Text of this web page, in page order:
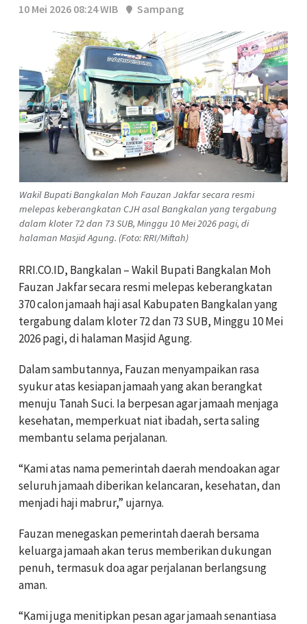
10 Mei 2026 08:24 WIB
Sampang
Wakil Bupati Bangkalan Moh Fauzan Jakfar secara resmi
melepas keberangkatan CJH asal Bangkalan yang tergabung
dalam kloter 72 dan 73 SUB, Minggu 10 Mei 2026 pagi, di
halaman Masjid Agung. (Foto: RRI/Miftah)
RRI.CO.ID, Bangkalan – Wakil Bupati Bangkalan Moh
Fauzan Jakfar secara resmi melepas keberangkatan
370 calon jamaah haji asal Kabupaten Bangkalan yang
tergabung dalam kloter 72 dan 73 SUB, Minggu 10 Mei
2026 pagi, di halaman Masjid Agung.
Dalam sambutannya, Fauzan menyampaikan rasa
syukur atas kesiapan jamaah yang akan berangkat
menuju Tanah Suci. Ia berpesan agar jamaah menjaga
kesehatan, memperkuat niat ibadah, serta saling
membantu selama perjalanan.
“Kami atas nama pemerintah daerah mendoakan agar
seluruh jamaah diberikan kelancaran, kesehatan, dan
menjadi haji mabrur,” ujarnya.
Fauzan menegaskan pemerintah daerah bersama
keluarga jamaah akan terus memberikan dukungan
penuh, termasuk doa agar perjalanan berlangsung
aman.
“Kami juga menitipkan pesan agar jamaah senantiasa